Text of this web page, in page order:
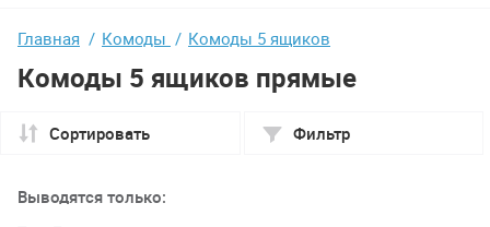
Главная Комоды Комоды 5 ящиков
Комоды 5 ящиков прямые
Сортировать Фильтр
Выводятся только: